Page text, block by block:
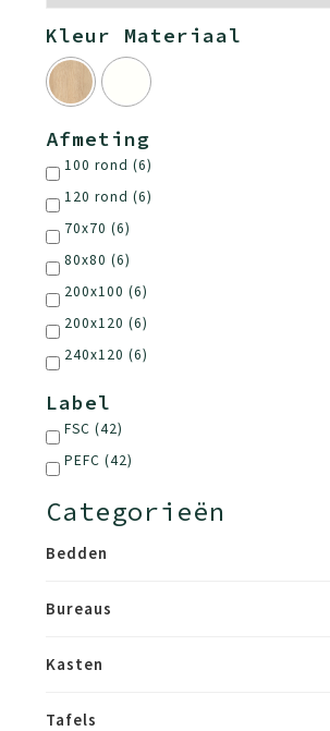
Kleur Materiaal
Afmeting
100 rond (6)
120 rond (6)
70x70 (6)
80x80 (6)
200x100 (6)
200x120 (6)
240x120 (6)
Label
FSC (42)
PEFC (42)
Categorieën
Bedden
Bureaus
Kasten
Tafels